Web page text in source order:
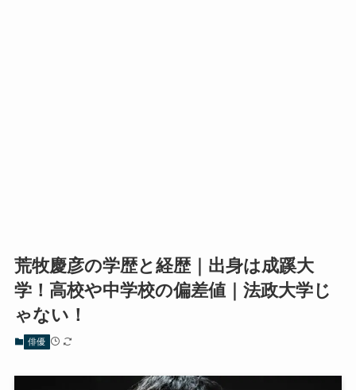
荒牧慶彦の学歴と経歴｜出身は成蹊大
学！高校や中学校の偏差値｜法政大学じ
ゃない！
俳優